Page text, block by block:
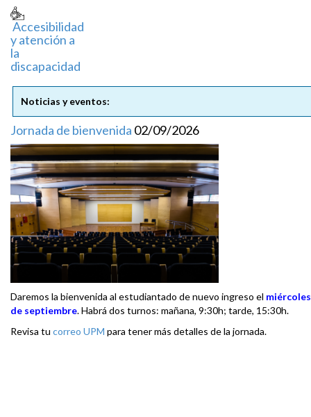
Accesibilidad
y atención a
la
discapacidad
Noticias y eventos:
Jornada de bienvenida 02/09/2026
Daremos la bienvenida al estudiantado de nuevo ingreso el
de septiembre. Habrá dos turnos: mañana, 9:30h; tarde, 15:30h.
Revisa tu correo UPM para tener más detalles de la jornada.